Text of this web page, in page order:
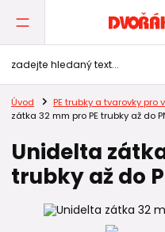
Úvod PE trubky a tvarovky pro
zátka 32 mm pro PE trubky až do
Unidelta
trubky až do